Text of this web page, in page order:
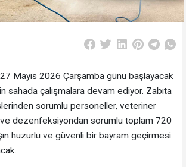
Mayıs 2026 Çarşamba günü başlayacak
sahada çalışmalara devam ediyor. Zabıta
sorumlu personeller, veteriner
dezenfeksiyondan sorumlu toplam 720
huzurlu ve güvenli bir bayram geçirmesi